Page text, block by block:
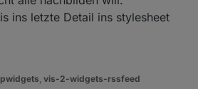
ins letzte Detail ins stylesheet
, vis-2-widgets-rssfeed